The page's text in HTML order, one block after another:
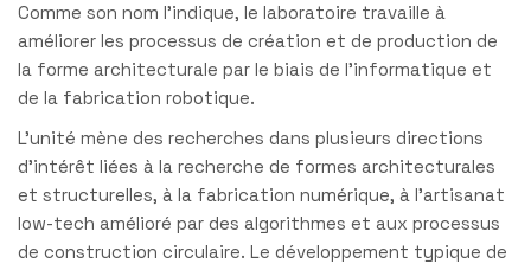
Comme son nom l’indique, le laboratoire travaille à
améliorer les processus de création et de production de
la forme architecturale par le biais de l’informatique et
de la fabrication robotique.
L’unité mène des recherches dans plusieurs directions
d’intérêt liées à la recherche de formes architecturales
et structurelles, à la fabrication numérique, à l’artisanat
low-tech amélioré par des algorithmes et aux processus
de construction circulaire. Le développement typique de